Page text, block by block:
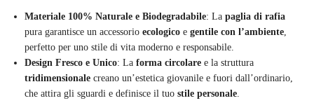
Materiale 100% Naturale e Biodegradabile: La paglia di rafia
pura garantisce un accessorio ecologico e gentile con l’ambiente,
perfetto per uno stile di vita moderno e responsabile.
Design Fresco e Unico: La forma circolare e la struttura
tridimensionale creano un’estetica giovanile e fuori dall’ordinario,
che attira gli sguardi e definisce il tuo stile personale.